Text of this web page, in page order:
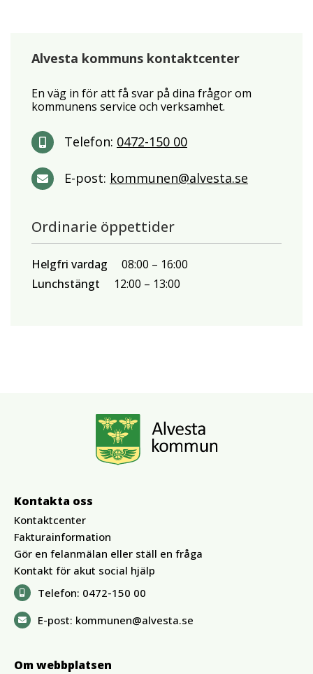
Alvesta kommuns kontaktcenter
En väg in för att få svar på dina frågor om
kommunens service och verksamhet.
Telefon: 0472-150 00
E-post: kommunen@alvesta.se
Ordinarie öppettider
Helgfri vardag 08:00
16:00
Lunchstängt
12:00 13:00
Kontakta oss
Kontaktcenter
Fakturainformation
Gör en felanmälan eller ställ en fråga
Kontakt för akut social hjälp
Telefon: 0472-150 00
E-post: kommunen@alvesta.se
Om webbplatsen